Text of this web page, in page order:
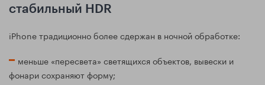
стабильный HDR
iPhone традиционно более сдержан в ночной обработке:
меньше «пересвета» светящихся объектов, вывески и
фонари сохраняют форму;